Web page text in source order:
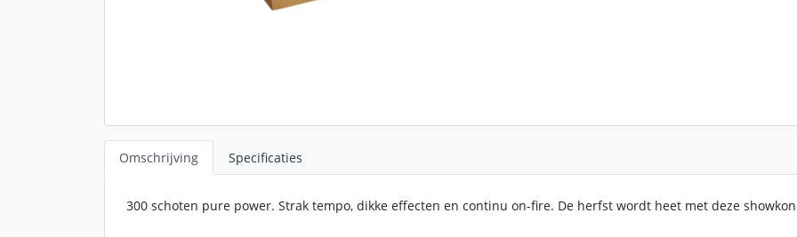
Omschrijving Specificaties
300 schoten pure power. Strak tempo, dikke effecten en continu on-fire. De herfst wordt heet met deze